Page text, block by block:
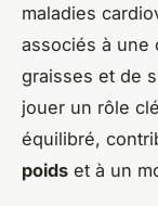
maladies
associés à une
graisses et de
jouer un rôle
équilibré,
poids et à un